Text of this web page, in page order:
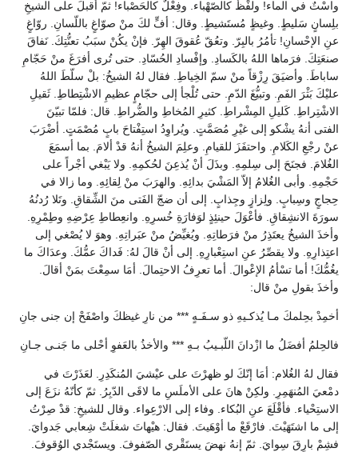
واسْتٌ في الماء! ولفْظٌ كالصّهْباء. وفِعْلٌ كالحَصْباء! ثمّ أقبلَ على الشيخِ
بلِسانٍ سَليطٍ. وغيظٍ مُستَشيطٍ. وقال: أفٍّ لكَ منْ صوّاغٍ باللّسانِ. روّاغٍ
عنِ الإحْسانِ! تأمُرُ بالبِرّ. وتعُقّ عُقوقَ الهِرّ. فإنْ يكُنْ سبَبُ تعنُّتِكَ. نَفاقَ
صنعَتِكَ. فرَماها اللهُ بالكَسادِ. وإفْسادِ الحُسّادِ. حتى تُرى أفرَغَ منْ حَجّامِ
ساباطَ. وأضيَقَ رِزْقاً منْ سمّ الخِياطِ. فقال لهُ الشيخُ: بلْ سلّطَ اللهُ
عليْكَ بَثْرَ الفَمِ. وتبيُّغَ الدّمِ. حتى تُلْجأ إلى حجّامٍ عظيمِ الاشْتِطاطِ. ثَقيلِ
الاشْتِراطِ. كَليلِ المِشْراطِ. كثيرِ المُخاطِ والضُّراطِ. قال: فلمّا تبيّنَ
الفتى أنهُ يشْكو إلى غيْرِ مُصَمَّتٍ. ويُراوِدُ استِفْتاحَ بابٍ مُصْمَتٍ. أضْرَبَ
عنْ رجْعِ الكَلامِ. واحتفَزَ للقيامِ. وعلِمَ الشيخُ أنهُ قدْ ألامَ. بما أسمَعَ
الغُلامَ. فجنَحَ إلى سِلمِهِ. وبذَلَ أنْ يُذعِنَ لحُكمِهِ. ولا يَبْغي أجْراً على
حَجْمِهِ. وأبى الغُلامُ إلاّ المَشْيَ بدائِهِ. والهرَبَ منْ لِقائِهِ. وما زالا في
حِجاجٍ وسِبابٍ. ولِزازٍ وجِذابٍ. إلى أن ضجّ الفَتى منَ الشِّقاقِ. وتَلا رُدنُهُ
سورَةَ الانشِقاقِ. فأعْوَلَ حينئِذٍ لوَفارَةِ خُسرِهِ. وانعِطاطِ عِرْضِهِ وطِمْرِهِ.
وأخذَ الشيخُ يعتَذِرُ منْ فرَطاتِهِ. ويُغيِّضُ منْ عبَراتِهِ. وهوَ لا يُصْغي إلى
اعتِذارِهِ. ولا يقصِّرُ عنِ استِعْبارِهِ. إلى أنْ قالَ لهُ: فَداكَ عمُّكَ. وعدَاكَ ما
يغُمُّكَ! أما تسْأمُ الإعْوالَ. أما تعرِفُ الاحتِمالَ. أمَا سمِعْتَ بمَنْ أقالَ.
وأخذَ بقولِ منْ قال:
أخمِدْ بحِلمكَ مـا يُذكـيهِ ذو سـفَـهٍ *** من نارِ غيظكَ واصْفَحْ إن جنى جانِ
فالحِلمُ أفضَلُ ما ازْدانَ اللّبـيبُ بـهِ *** والأخذُ بالعَفوِ أحْلى ما جَنـى جـانِ
فقال لهُ الغُلام: أمَا إنّكَ لو ظهرْتَ على عيْشيَ المُنكَدِرِ. لعَذَرْتَ في
دمْعيَ المُنهَمِرِ. ولكِنْ هانَ على الأملَسِ ما لاقَى الدّبِرُ. ثمّ كأنّهُ نزَعَ إلى
الاستِحْياء. فأقْلَعَ عنِ البُكاء. وفاء إلى الارْعِواء. وقال للشيخِ: قدْ صِرْتُ
إلى ما اشتَهَيْتَ. فارْقَعْ ما أوْهَيتَ. فقال: هيْهاتَ شغلَتْ شِعابي جَدوايَ.
فشِمْ بارِقَ سِوايَ. ثمّ إنهُ نهضَ يستَقْري الصّفوفَ. ويستَجْدي الوُقوفَ.